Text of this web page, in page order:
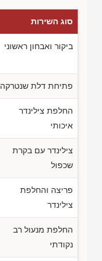
סוג השירות
ביקור ואבחון ראשוני
פתיחת דלת שנטרקה
החלפת צילינדר
איכותי
צילינדר עם בקרת
שכפול
פריצה והחלפת
צילינדר
החלפת מנעול רב
נקודתי